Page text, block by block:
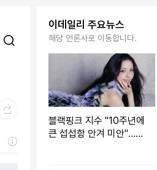
이데일리 주요뉴스
해당 언론사로 이동합니다.
블랙핑크 지수 "10주년에
큰 섭섭함 안겨 미안"…